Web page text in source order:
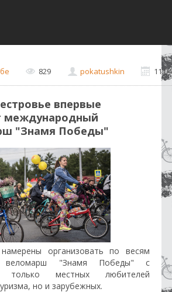
829 pokatushkin
впервые
международный
"Знамя Победы"
организовать по весям
веломарш "Знамя Победы" с
местных любителей
но и зарубежных.